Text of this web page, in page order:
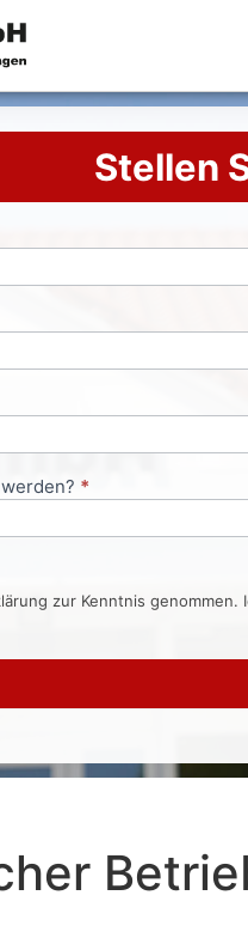
Stellen
*
zur Kenntnis